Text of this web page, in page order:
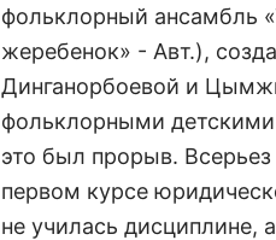
фольклорный ансамбль
жеребенок» - Авт.),
Динганорбоевой и
фольклорными
это был прорыв.
первом курсе
не училась дисциплине,